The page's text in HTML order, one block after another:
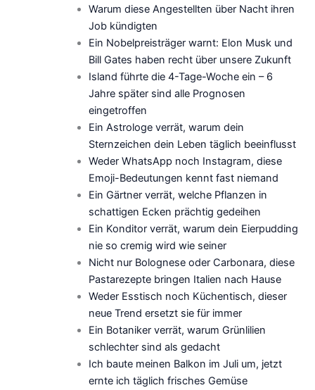
Warum diese Angestellten über Nacht ihren
Job kündigten
Ein Nobelpreisträger warnt: Elon Musk und
Bill Gates haben recht über unsere Zukunft
Island führte die 4-Tage-Woche ein – 6
Jahre später sind alle Prognosen
eingetroffen
Ein Astrologe verrät, warum dein
Sternzeichen dein Leben täglich beeinflusst
Weder WhatsApp noch Instagram, diese
Emoji-Bedeutungen kennt fast niemand
Ein Gärtner verrät, welche Pflanzen in
schattigen Ecken prächtig gedeihen
Ein Konditor verrät, warum dein Eierpudding
nie so cremig wird wie seiner
Nicht nur Bolognese oder Carbonara, diese
Pastarezepte bringen Italien nach Hause
Weder Esstisch noch Küchentisch, dieser
neue Trend ersetzt sie für immer
Ein Botaniker verrät, warum Grünlilien
schlechter sind als gedacht
Ich baute meinen Balkon im Juli um, jetzt
ernte ich täglich frisches Gemüse